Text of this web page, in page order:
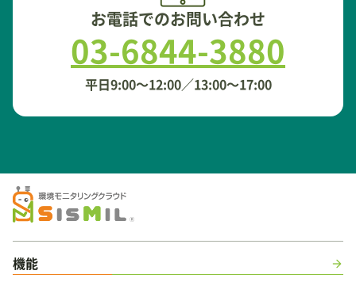
お電話でのお問い合わせ
03-6844-3880
平日9:00～12:00／13:00～17:00
機能